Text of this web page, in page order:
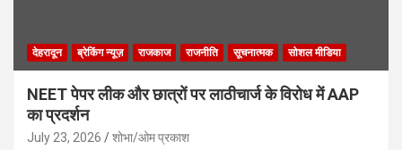
देहरादून ब्रेकिंग न्यूज़ राजकाज राजनीति सूचनात्मक सोशल मीडिया
NEET पेपर लीक और छात्रों पर लाठीचार्ज के विरोध में AAP
का प्रदर्शन
July 23, 2026 शोभा/ओम प्रकाश